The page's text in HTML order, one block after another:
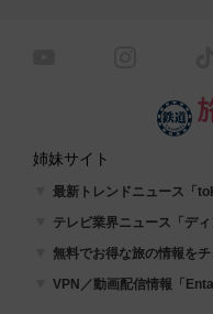
姉妹サイト
最新トレンドニュース「
テレビ業界ニュース「ディ
無料でお得な旅の情報を
VPN／動画配信情報「